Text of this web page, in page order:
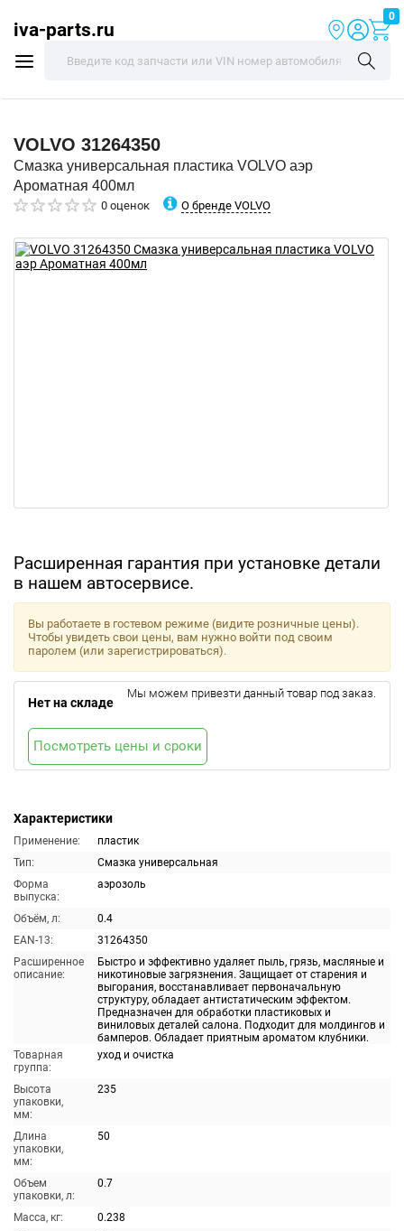
iva-parts.ru
0
VOLVO 31264350
Смазка универсальная пластика VOLVO аэр
Ароматная 400мл
0 оценок О бренде VOLVO
Расширенная гарантия при установке детали
в нашем автосервисе.
Характеристики
Применение:
пластик
Тип:
Смазка универсальная
Форма
выпуска:
аэрозоль
Объём, л:
0.4
EAN-13:
31264350
Расширенное
описание:
Быстро и эффективно удаляет пыль, грязь, масляные и
никотиновые загрязнения. Защищает от старения и
выгорания, восстанавливает первоначальную
структуру, обладает антистатическим эффектом.
Предназначен для обработки пластиковых и
виниловых деталей салона. Подходит для молдингов и
бамперов. Обладает приятным ароматом клубники.
Товарная
группа:
уход и очистка
Высота
упаковки,
мм:
235
Длина
упаковки,
мм:
50
Объем
упаковки, л:
0.7
Масса, кг:
0.238
Вы работаете в гостевом режиме (видите розничные цены).
Чтобы увидеть свои цены, вам нужно войти под своим
паролем (или зарегистрироваться).
Нет на складе
Мы можем привезти данный товар под заказ.
Посмотреть цены и сроки